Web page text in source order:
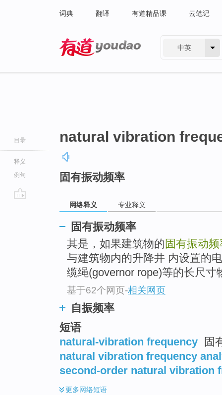
词典 翻译 有道精品课 云笔记
中英
目录
释义
例句
natural vibration
固有振动频率
网络释义 专业释义
固有振动频率
其是，如果建筑物的 固有振动
与建筑物内的升降井 内设置的
缆绳(governor rope)等的长尺寸
基于62个网页-相关网页
自振频率
短语
natural-vibration frequency
固
natural vibration frequency
second-order natural vibration
更多网络短语